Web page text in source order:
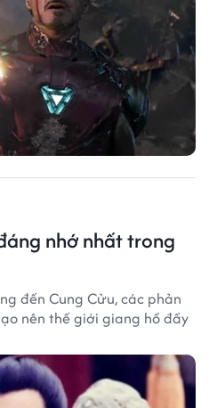
nhớ nhất trong
đến Cung Cửu, các phản
nên thế giới giang hồ đầy